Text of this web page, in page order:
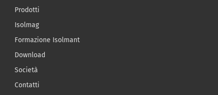
Prodotti
Isolmag
Formazione Isolmant
Download
Società
Contatti